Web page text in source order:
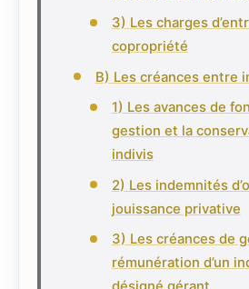
3) Les charges
copropriété
B) Les créances entre
1) Les avances de
gestion et la
indivis
2) Les indemnités
jouissance privative
3) Les créances de
rémunération d’un